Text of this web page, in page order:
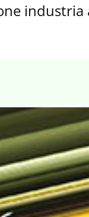
industria